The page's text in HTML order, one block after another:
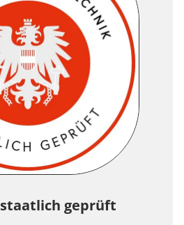
geprüft